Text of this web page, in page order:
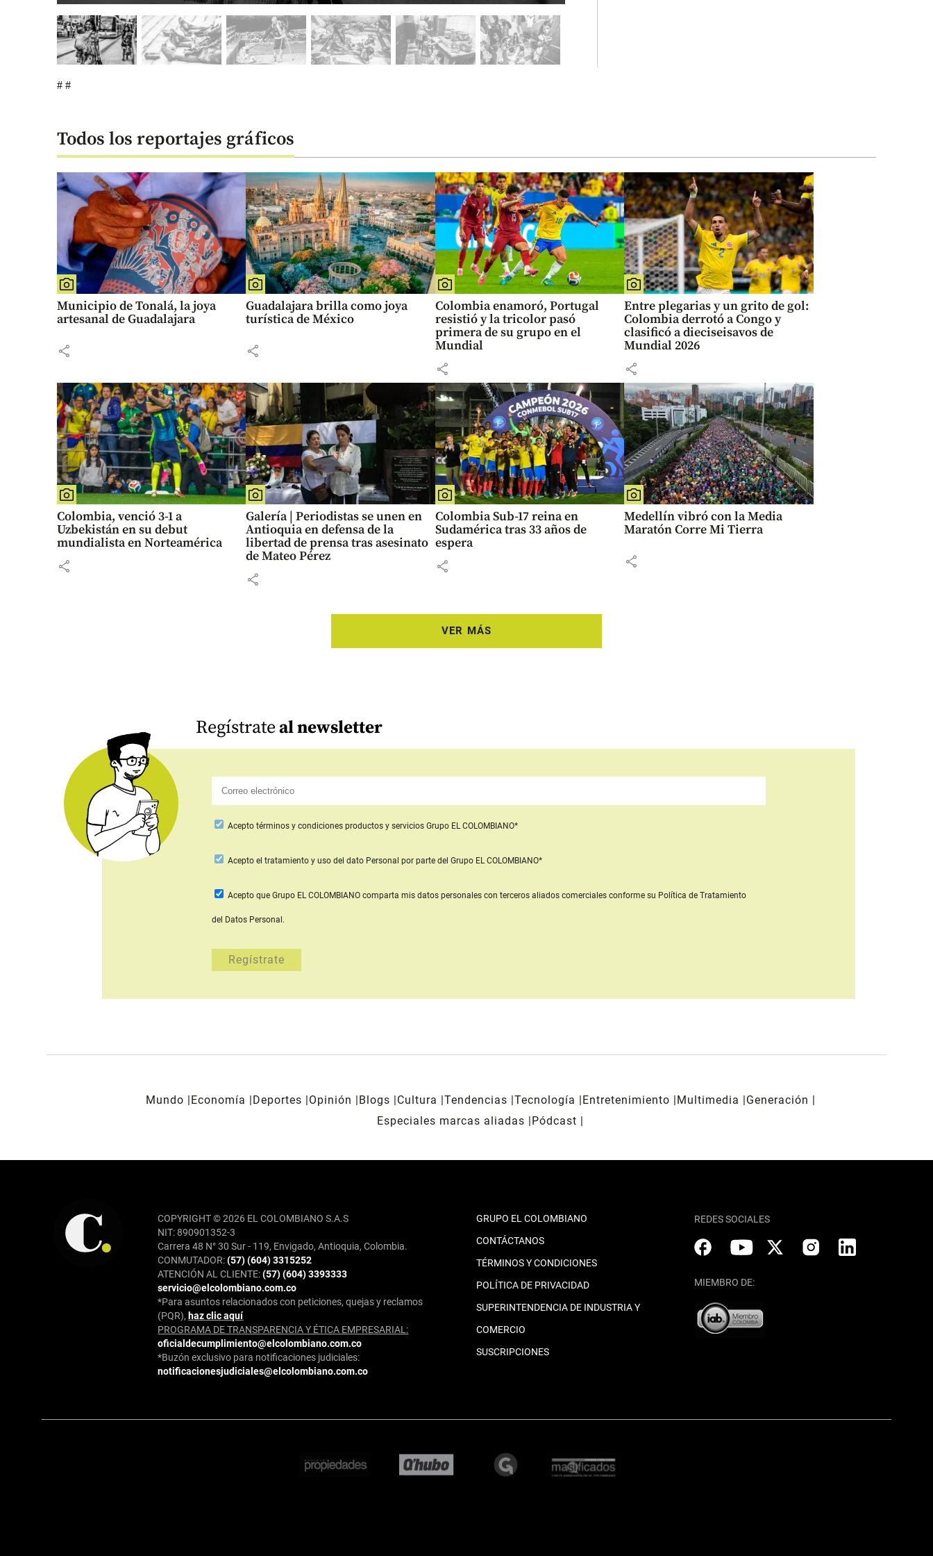
# #
Todos los reportajes gráficos
Municipio de Tonalá, la joya
artesanal de Guadalajara
share
Guadalajara brilla como joya
turística de México
share
Colombia enamoró, Portugal
resistió y la tricolor pasó
primera de su grupo en el
Mundial
share
Entre plegarias y un grito de gol:
Colombia derrotó a Congo y
clasificó a dieciseisavos de
Mundial 2026
share
Colombia, venció 3-1 a
Uzbekistán en su debut
mundialista en Norteamérica
share
Galería | Periodistas se unen en
Antioquia en defensa de la
libertad de prensa tras asesinato
de Mateo Pérez
share
Colombia Sub-17 reina en
Sudamérica tras 33 años de
espera
share
Medellín vibró con la Media
Maratón Corre Mi Tierra
share
VER MÁS
Regístrateal newsletter
Acepto términos y condiciones productos y servicios Grupo EL COLOMBIANO*
Aceptoel tratamiento y uso del dato Personal por parte del Grupo EL COLOMBIANO*
Acepto que Grupo EL COLOMBIANO comparta mis datos personales con terceros aliados comercialesconforme su Política de Tratamiento
del Datos Personal.
Mundo Economía Deportes Opinión Blogs Cultura Tendencias Tecnología Entretenimiento Multimedia
Generación
Especiales marcas aliadas
Pódcast
COPYRIGHT © 2026 EL COLOMBIANO S.A.S
NIT: 890901352-3
Carrera 48 N° 30 Sur - 119, Envigado, Antioquia, Colombia.
CONMUTADOR:(57) (604) 3315252
ATENCIÓN AL CLIENTE:(57) (604) 3393333
servicio@elcolombiano.com.co
*Para asuntos relacionados con peticiones, quejas y reclamos
(PQR), haz clic aquí
PROGRAMA DE TRANSPARENCIA Y ÉTICA EMPRESARIAL:
oficialdecumplimiento@elcolombiano.com.co
*Buzón exclusivo para notificaciones judiciales:
notificacionesjudiciales@elcolombiano.com.co
GRUPO EL COLOMBIANO
CONTÁCTANOS
TÉRMINOS Y CONDICIONES
POLÍTICA DE PRIVACIDAD
SUPERINTENDENCIA DE INDUSTRIA Y
COMERCIO
SUSCRIPCIONES
REDES SOCIALES
MIEMBRO DE: